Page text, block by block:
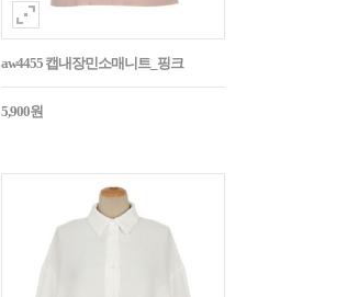
aw4455 캡내장민소매니트_핑크
5,900원